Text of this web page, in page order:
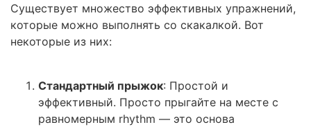
Существует множество эффективных упражнений,
которые можно выполнять со скакалкой. Вот
некоторые из них:
Стандартный прыжок: Простой и
эффективный. Просто прыгайте на месте с
равномерным rhythm — это основа